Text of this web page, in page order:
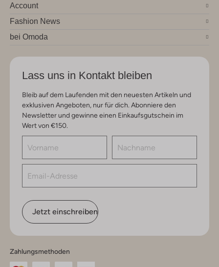
Account
Fashion News
bei Omoda
Lass uns in Kontakt bleiben
Bleib auf dem Laufenden mit den neuesten Artikeln und
exklusiven Angeboten, nur für dich. Abonniere den
Newsletter und gewinne einen Einkaufsgutschein im
Wert von €150.
Jetzt einschreiben
Zahlungsmethoden